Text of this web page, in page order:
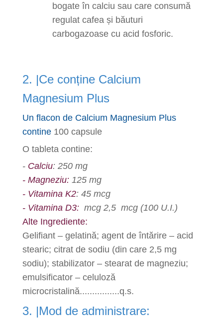
bogate în calciu sau care consumă
regulat cafea și băuturi
carbogazoase cu acid fosforic.
2. |Ce conține Calcium
Magnesium Plus
Un flacon de Calcium Magnesium Plus
contine 100 capsule
O tableta contine:
​- Calciu: 250 mg
- Magneziu​: 125 mg
- Vitamina K2: 45 mcg
- Vitamina D3: mcg 2,5 mcg (100 U.I.)
Alte Ingrediente:
Gelifiant – gelatină; agent de întărire – acid
stearic; citrat de sodiu (din care 2,5 mg
sodiu); stabilizator – stearat de magneziu;
emulsificator – celuloză
microcristalină................q.s.
3. |Mod de administrare: